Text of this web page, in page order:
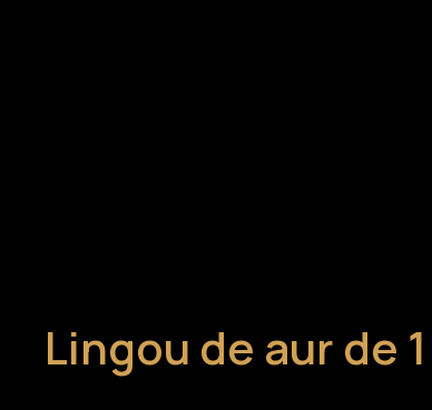
Lingou de aur de